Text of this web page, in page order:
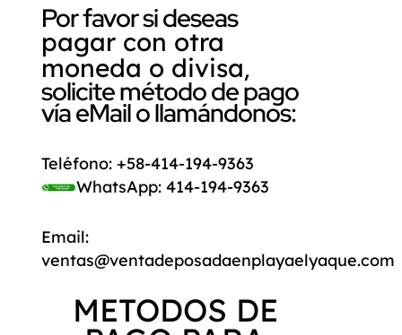
Por favor si deseas
pagar con otra
moneda o divisa,
solicite método de pago
vía eMail o llamándonos:
Teléfono: +58-414-194-9363
WhatsApp: 414-194-9363
Email:
ventas@ventadeposadaenplayaelyaque.com
METODOS DE